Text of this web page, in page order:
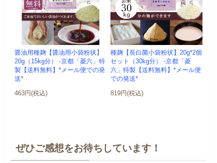
醤油用種麹【醤油用小袋粉状】
20g（15kg分） -京都「菱六」特
製【送料無料】*メール便での発
送*
463円(税込)
種麹【長白菌小袋粉状】20g*2個
セット（30kg分） -京都「菱
六」特製【送料無料】*メール便
での発送*
819円(税込)
ぜひご感想をお待ちしています！